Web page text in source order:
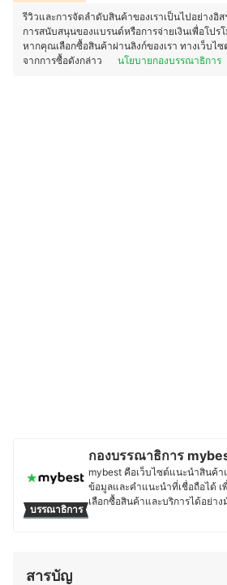
รีวิวและการจัดลำดับสินค้าของเราเป็นไปอย่างอิ
การสนับสนุนของแบรนด์หรือการจ่ายเงินเพื่อโป
หากคุณเลือกซื้อสินค้าผ่านลิงก์ของเรา ทางเว็บไ
จากการซื้อดังกล่าว
นโยบายกองบรรณาธิการ
บรรณาธิการ
กองบรรณาธิการ
mybest คือเว็บไซต์แนะนำสินค้า
ข้อมูลและคำแนะนำที่เชื่อถือได้
เลือกซื้อสินค้าและบริการได้อย่าง
สารบัญ